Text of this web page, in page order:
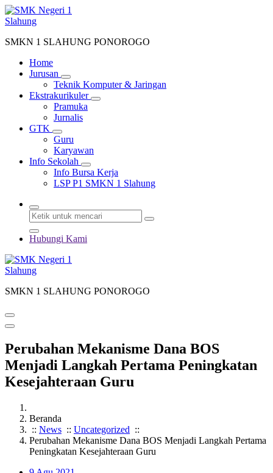
Lewati
ke
SMKN 1 SLAHUNG PONOROGO
Home
Jurusan
Teknik Komputer & Jaringan
Ekstrakurikuler
Pramuka
Jurnalis
GTK
Guru
Karyawan
Info Sekolah
Info Bursa Kerja
LSP P1 SMKN 1 Slahung
Hubungi Kami
SMKN 1 SLAHUNG PONOROGO
Perubahan Mekanisme Dana BOS
Menjadi Langkah Pertama Peningkatan
Kesejahteraan Guru
Beranda
:: News :: Uncategorized ::
Perubahan Mekanisme Dana BOS Menjadi Langkah Pertama
Peningkatan Kesejahteraan Guru